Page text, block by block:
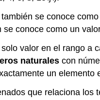
se conoce
conoce como un
valor en el rango a
naturales con
un elemento
que relaciona los